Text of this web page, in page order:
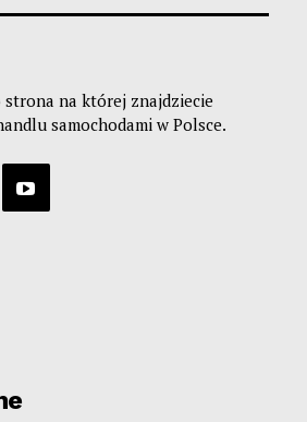
na której znajdziecie
samochodami w Polsce.